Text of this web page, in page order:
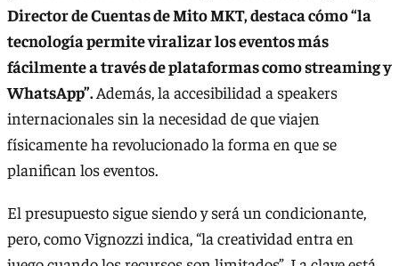
Director de Cuentas de Mito MKT, destaca cómo “la
tecnología permite viralizar los eventos más
fácilmente a través de plataformas como streaming y
WhatsApp”.Además, la accesibilidad a speakers
internacionales sin la necesidad de que viajen
físicamente ha revolucionado la forma en que se
planifican los eventos.
El presupuesto sigue siendo y será un condicionante,
pero, como Vignozzi indica, “la creatividad entra en